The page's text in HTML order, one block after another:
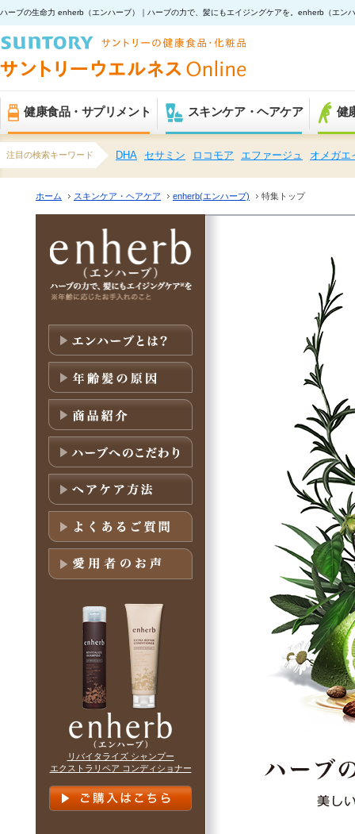
ハーブの生命力 enherb（エンハーブ） ｜ハーブの力で、髪にもエイジングケアを。enherb（エン
健康食品・サプリメント スキンケア・ヘアケア 健
注目の検索キーワード DHA セサミン ロコモア エファージュ オメガエ
ホーム スキンケア・ヘアケア enherb(エンハーブ) 特集トップ
リバイタライズ シャンプー
エクストラリペア コンディショナー